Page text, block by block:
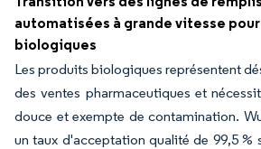
automatisées à grande vitesse
biologiques
Les produits biologiques représentent
des ventes pharmaceutiques et
douce et exempte de contamination.
un taux d'acceptation qualité de 99,5 %